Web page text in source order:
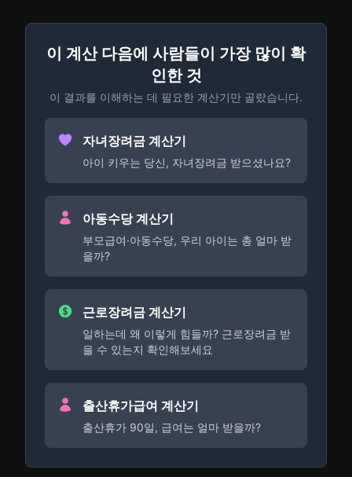
이 계산 다음에 사람들이 가장 많이 확
인한 것
이 결과를 이해하는 데 필요한 계산기만 골랐습니다.
자녀장려금 계산기
아이 키우는 당신, 자녀장려금 받으셨나요?
아동수당 계산기
부모급여·아동수당, 우리 아이는 총 얼마 받
을까?
근로장려금 계산기
일하는데 왜 이렇게 힘들까? 근로장려금 받
을 수 있는지 확인해보세요
출산휴가급여 계산기
출산휴가 90일, 급여는 얼마 받을까?